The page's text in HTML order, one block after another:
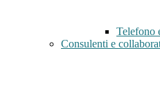
Telefono
Consulenti e